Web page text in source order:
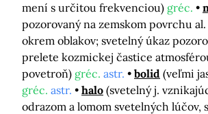
mení s určitou frekvenciou) gréc.
pozorovaný na zemskom povrchu
okrem oblakov; svetelný úkaz
prelete kozmickej častice
povetroň) gréc. astr. bolid (veľmi
gréc. astr. halo (svetelný j.
odrazom a lomom svetelných lúčov,